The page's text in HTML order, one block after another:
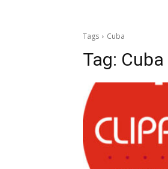
Tags Cuba
Tag: Cuba